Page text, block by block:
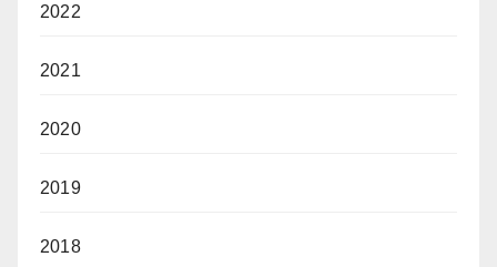
2022
2021
2020
2019
2018